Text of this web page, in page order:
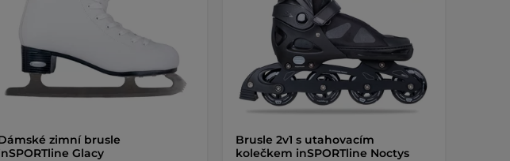
zimní brusle
Glacy
Brusle 2v1 s utahovacím
kolečkem inSPORTline Noctys